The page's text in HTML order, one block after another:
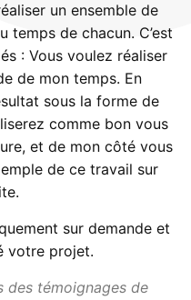
un ensemble de
temps de chacun. C’est
: Vous voulez réaliser
de mon temps. En
sous la forme de
comme bon vous
et de mon côté vous
de ce travail sur
sur demande et
votre projet.
des témoignages de